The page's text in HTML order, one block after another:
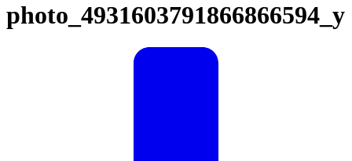
photo_4931603791866866594_y